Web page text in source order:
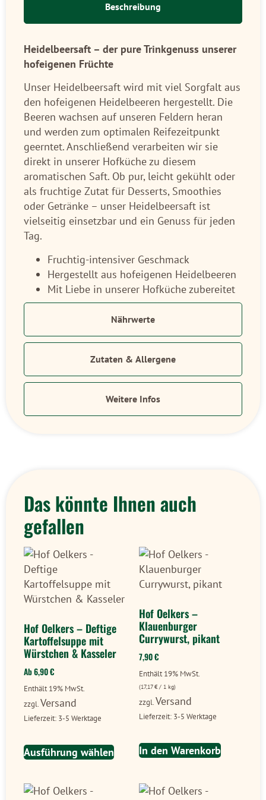
Beschreibung
Nährwerte
Zutaten & Allergene
Weitere Infos
Heidelbeersaft – der pure Trinkgenuss unserer
hofeigenen Früchte
Unser Heidelbeersaft wird mit viel Sorgfalt aus
den hofeigenen Heidelbeeren hergestellt. Die
Beeren wachsen auf unseren Feldern heran
und werden zum optimalen Reifezeitpunkt
geerntet. Anschließend verarbeiten wir sie
direkt in unserer Hofküche zu diesem
aromatischen Saft. Ob pur, leicht gekühlt oder
als fruchtige Zutat für Desserts, Smoothies
oder Getränke – unser Heidelbeersaft ist
vielseitig einsetzbar und ein Genuss für jeden
Tag.
Fruchtig-intensiver Geschmack
Hergestellt aus hofeigenen Heidelbeeren
Mit Liebe in unserer Hofküche zubereitet
Das könnte Ihnen auch
gefallen
Hof Oelkers – Deftige
Kartoffelsuppe mit
Würstchen & Kasseler
Ab6,90€
Enthält 19% MwSt.
zzgl.Versand
Lieferzeit: 3-5 Werktage
Ausführung wählen
Hof Oelkers –
Klauenburger
Currywurst, pikant
7,90€
Enthält 19% MwSt.
(17,17€/ 1 kg)
zzgl.Versand
Lieferzeit: 3-5 Werktage
In den Warenkorb